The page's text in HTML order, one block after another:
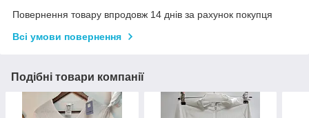
Повернення товару впродовж 14 днів за рахунок покупця
Всі умови повернення
Подібні товари компанії